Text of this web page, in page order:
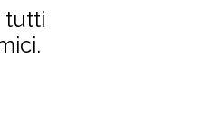
tutti